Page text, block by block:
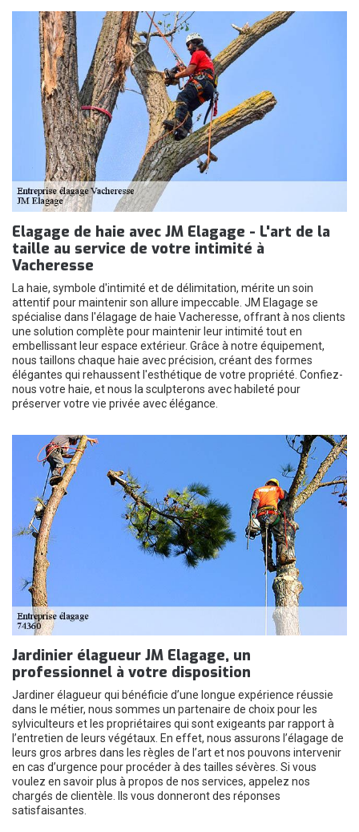
Elagage de haie avec JM Elagage - L'art de la
taille au service de votre intimité à
Vacheresse
La haie, symbole d'intimité et de délimitation, mérite un soin
attentif pour maintenir son allure impeccable. JM Elagage se
spécialise dans l'élagage de haie Vacheresse, offrant à nos clients
une solution complète pour maintenir leur intimité tout en
embellissant leur espace extérieur. Grâce à notre équipement,
nous taillons chaque haie avec précision, créant des formes
élégantes qui rehaussent l'esthétique de votre propriété. Confiez-
nous votre haie, et nous la sculpterons avec habileté pour
préserver votre vie privée avec élégance.
Jardinier élagueur JM Elagage, un
professionnel à votre disposition
Jardiner élagueur qui bénéficie d’une longue expérience réussie
dans le métier, nous sommes un partenaire de choix pour les
sylviculteurs et les propriétaires qui sont exigeants par rapport à
l’entretien de leurs végétaux. En effet, nous assurons l’élagage de
leurs gros arbres dans les règles de l’art et nos pouvons intervenir
en cas d’urgence pour procéder à des tailles sévères. Si vous
voulez en savoir plus à propos de nos services, appelez nos
chargés de clientèle. Ils vous donneront des réponses
satisfaisantes.